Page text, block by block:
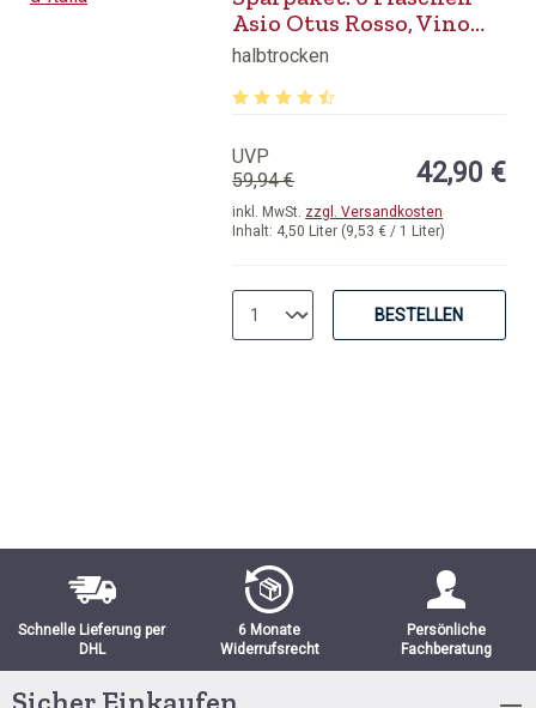
Asio Otus Rosso, Vino
Varietale d´Italia
halbtrocken
Inhalt: 4,50 Liter (9,53 € / 1 Liter)
inkl. MwSt. zzgl. Versandkosten
UVP
59,94 €
42,90 €
BESTELLEN
Schnelle Lieferung per
DHL
6 Monate
Widerrufsrecht
Persönliche
Fachberatung